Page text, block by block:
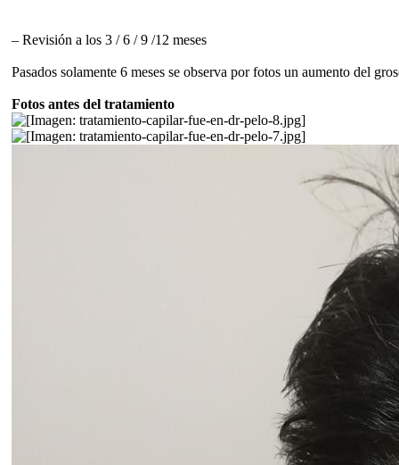
– Revisión a los 3 / 6 / 9 /12 meses
Pasados solamente 6 meses se observa por fotos un aumento del
Fotos antes del tratamiento